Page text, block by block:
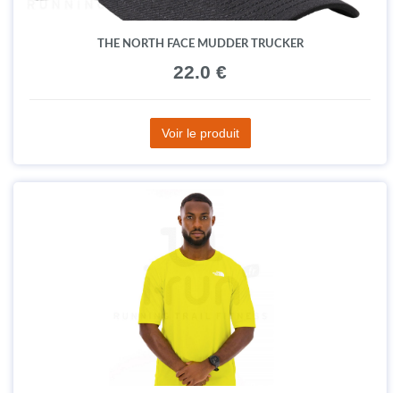
THE NORTH FACE MUDDER TRUCKER
22.0 €
Voir le produit